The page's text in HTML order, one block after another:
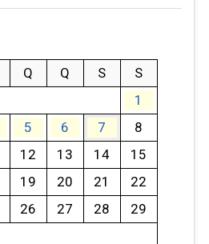
Q Q S
S
1
5 6 7
8
12 13 14
15
19 20 21
22
26 27 28
29